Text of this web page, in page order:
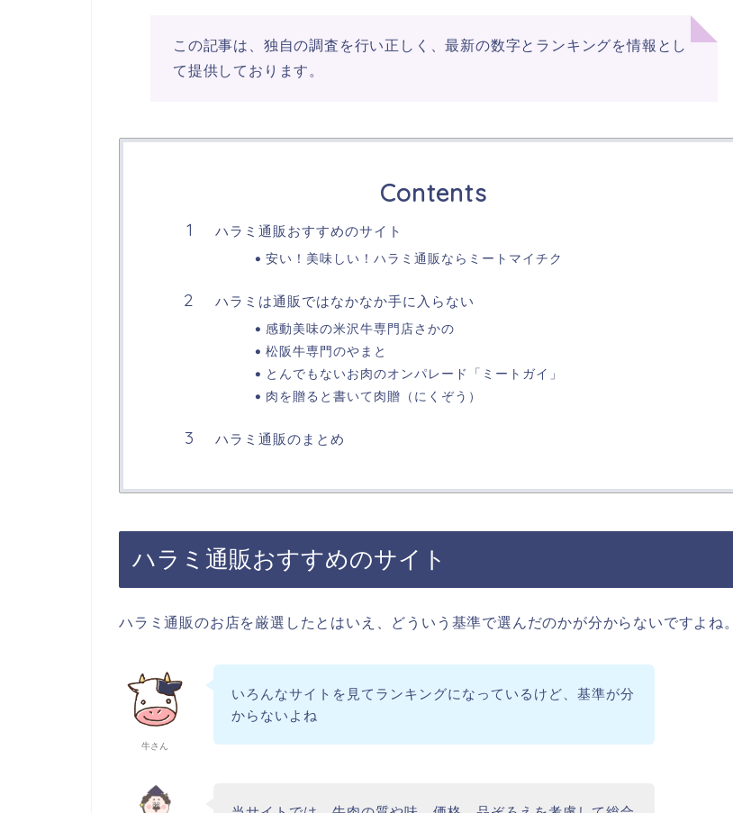
この記事は、独自の調査を行い正しく、最新の数字とランキングを情報とし
て提供しております。
Contents
ハラミ通販おすすめのサイト
安い！美味しい！ハラミ通販ならミートマイチク
ハラミは通販ではなかなか手に入らない
感動美味の米沢牛専門店さかの
松阪牛専門のやまと
とんでもないお肉のオンパレード「ミートガイ」
肉を贈ると書いて肉贈（にくぞう）
ハラミ通販のまとめ
ハラミ通販おすすめのサイト
ハラミ通販のお店を厳選したとはいえ、どういう基準で選んだのかが分からないですよね。
牛さん
いろんなサイトを見てランキングになっているけど、基準が分
からないよね